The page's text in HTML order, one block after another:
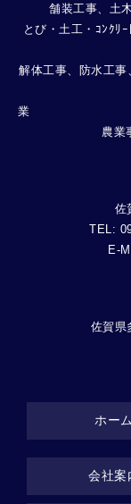
舗装工事、土
とび・土工・ｺﾝｸﾘ
解体工事、防水工
農業
佐
TEL:
E-
佐賀県
ホーム
会社案